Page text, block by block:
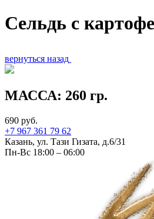
Сельдь с
вернуться назад
МАССА: 260 гр.
690 руб.
+7 967 361 79 62
Казань, ул. Тази Гизата, д.6/31
Пн-Вс 18:00 – 06:00